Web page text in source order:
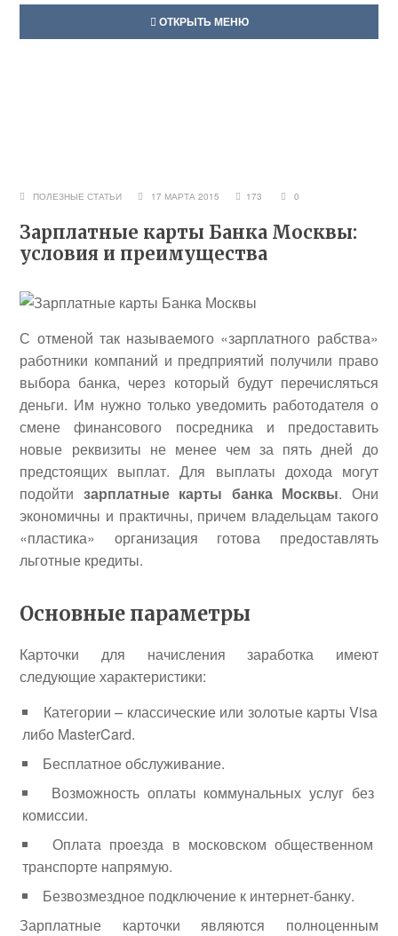
ОТКРЫТЬ МЕНЮ
ПОЛЕЗНЫЕ СТАТЬИ 17 МАРТА 2015 173 0
Зарплатные карты Банка Москвы:
условия и преимущества
С отменой так называемого «зарплатного рабства»
работники компаний и предприятий получили право
выбора банка, через который будут перечисляться
деньги. Им нужно только уведомить работодателя о
смене финансового посредника и предоставить
новые реквизиты не менее чем за пять дней до
предстоящих выплат. Для выплаты дохода могут
подойти зарплатные карты банка Москвы. Они
экономичны и практичны, причем владельцам такого
«пластика» организация готова предоставлять
льготные кредиты.
Основные параметры
Карточки для начисления заработка имеют
следующие характеристики:
Категории – классические или золотые карты Visa
либо MasterCard.
Бесплатное обслуживание.
Возможность оплаты коммунальных услуг без
комиссии.
Оплата проезда в московском общественном
транспорте напрямую.
Безвозмездное подключение к интернет-банку.
Зарплатные карточки являются полноценным